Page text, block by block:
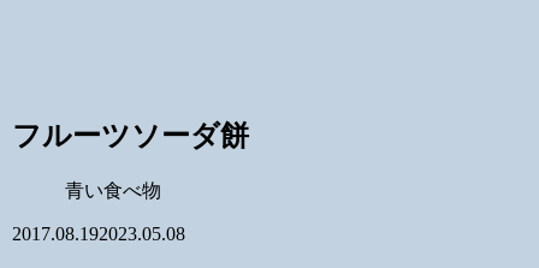
フルーツソーダ餅
青い食べ物
2017.08.192023.05.08